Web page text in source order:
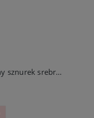
Bransoletka sznurkowa czarny sznurek srebrny krzyżyk na szczęście